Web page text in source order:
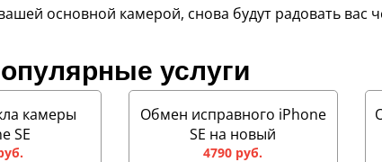
основной камерой, снова будут радовать вас
услуги
камеры
SE
Обмен исправного iPhone
SE на новый
4790 руб.